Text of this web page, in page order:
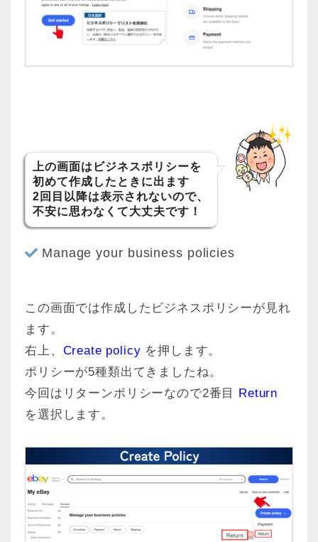
上の画面はビジネスポリシーを
初めて作成したときに出ます
2回目以降は表示されないので、
不安に思わなくて大丈夫です！
Manage your business policies
この画面では作成したビジネスポリシーが見れ
ます。
右上、 Create policy を押します。
ポリシーが5種類出てきましたね。
今回はリターンポリシーなので2番目
Return
を選択します。